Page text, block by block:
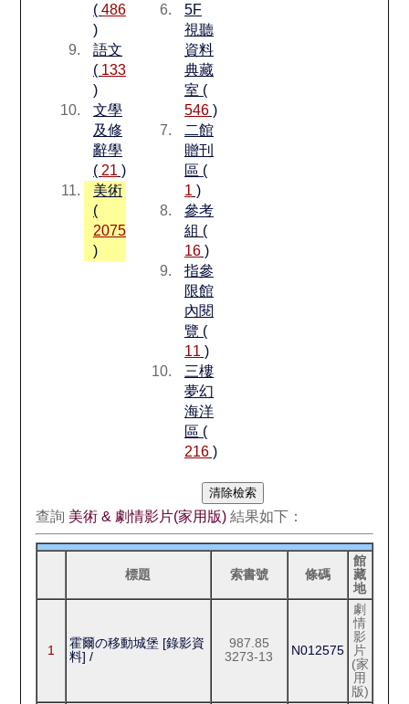
( 486
)
語文
( 133
)
文學
及修
辭學
( 21 )
美術
(
2075
)
5F
視聽
資料
典藏
室 (
546)
二館
贈刊
區 (
1 )
參考
組 (
16)
指參
限館
內閱
覽 (
11 )
三樓
夢幻
海洋
區 (
216)
查詢 美術 & 劇情影片(家用版)結果如下：
標題 索書號 條碼
館
藏
地
1
霍爾の移動城堡 [錄影資
料] /
987.85
3273-13
N012575
劇
情
影
片
(家
用
版)